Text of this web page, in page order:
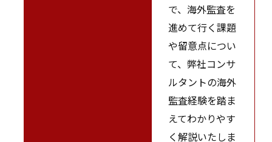
で、海外監査を
進めて行く課題
や留意点につい
て、弊社コンサ
ルタントの海外
監査経験を踏ま
えてわかりやす
く解説いたしま